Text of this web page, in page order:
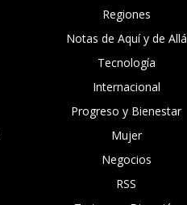
Regiones
Notas de Aquí y de Allá
Tecnología
Internacional
Progreso y Bienestar
Mujer
Negocios
RSS